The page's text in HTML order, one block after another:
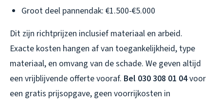
Groot deel pannendak: €1.500-€5.000
Dit zijn richtprijzen inclusief materiaal en arbeid.
Exacte kosten hangen af van toegankelijkheid, type
materiaal, en omvang van de schade. We geven altijd
een vrijblijvende offerte vooraf. Bel 030 308 01 04voor
een gratis prijsopgave, geen voorrijkosten in